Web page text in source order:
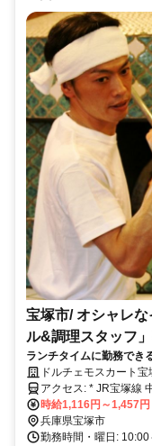
宝塚市/ オシャレ
ル&調理スタッフ
ランチタイムに勤務でき
る学生さんを積極採用中
ドルチェモスカート
アクセス: * JR宝塚線 中山寺駅 下車南へ徒歩5分 最寄り:JR宝塚線 中
時給1,116円～1,457円
兵庫県宝塚市
勤務時間・曜日: